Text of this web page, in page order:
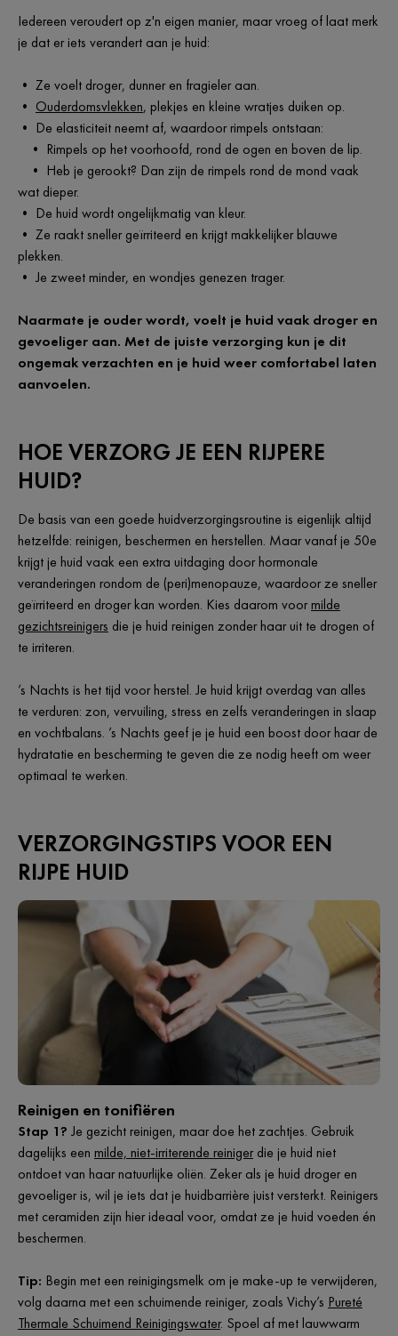
Iedereen veroudert op z'n eigen manier, maar vroeg of laat merk
je dat er iets verandert aan je huid:
• Ze voelt droger, dunner en fragieler aan.
• Ouderdomsvlekken, plekjes en kleine wratjes duiken op.
• De elasticiteit neemt af, waardoor rimpels ontstaan:
• Rimpels op het voorhoofd, rond de ogen en boven de lip.
• Heb je gerookt? Dan zijn de rimpels rond de mond vaak
wat dieper.
• De huid wordt ongelijkmatig van kleur.
• Ze raakt sneller geïrriteerd en krijgt makkelijker blauwe
plekken.
• Je zweet minder, en wondjes genezen trager.
Naarmate je ouder wordt, voelt je huid vaak droger en
gevoeliger aan. Met de juiste verzorging kun je dit
ongemak verzachten en je huid weer comfortabel laten
aanvoelen.
HOE VERZORG JE EEN RIJPERE
HUID?
De basis van een goede huidverzorgingsroutine is eigenlijk altijd
hetzelfde: reinigen, beschermen en herstellen. Maar vanaf je 50e
krijgt je huid vaak een extra uitdaging door hormonale
veranderingen rondom de (peri)menopauze, waardoor ze sneller
geïrriteerd en droger kan worden. Kies daarom voormilde
gezichtsreinigers die je huid reinigen zonder haar uit te drogen of
te irriteren.
’s Nachts is het tijd voor herstel. Je huid krijgt overdag van alles
te verduren: zon, vervuiling, stress en zelfs veranderingen in slaap
en vochtbalans. ’s Nachts geef je je huid een boost door haar de
hydratatie en bescherming te geven die ze nodig heeft om weer
optimaal te werken.
VERZORGINGSTIPS VOOR EEN
RIJPE HUID
Reinigen en tonifiëren
Stap 1? Je gezicht reinigen, maar doe het zachtjes. Gebruik
dagelijks een milde, niet-irriterende reinigerdie je huid niet
ontdoet van haar natuurlijke oliën. Zeker als je huid droger en
gevoeliger is, wil je iets dat je huidbarrière juist versterkt. Reinigers
met ceramiden zijn hier ideaal voor, omdat ze je huid voeden én
beschermen.
Tip: Begin met een reinigingsmelk om je make-up te verwijderen,
volg daarna met een schuimende reiniger, zoals Vichy’s Pureté
Thermale Schuimend Reinigingswater. Spoel af met lauwwarm